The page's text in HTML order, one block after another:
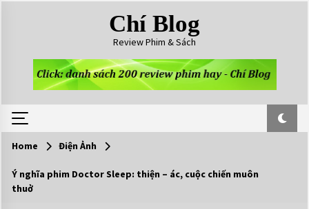
Chí Blog
Review Phim & Sách
Home Điện Ảnh
Ý nghĩa phim Doctor Sleep: thiện – ác, cuộc chiến muôn
thuở